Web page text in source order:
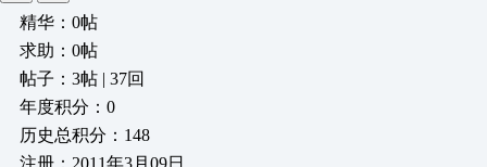
精华：0帖
求助：0帖
帖子：3帖 | 37回
年度积分：0
历史总积分：148
注册：2011年3月09日